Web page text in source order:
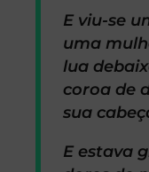
E viu-se
uma
lua
coroa de
sua
E estava